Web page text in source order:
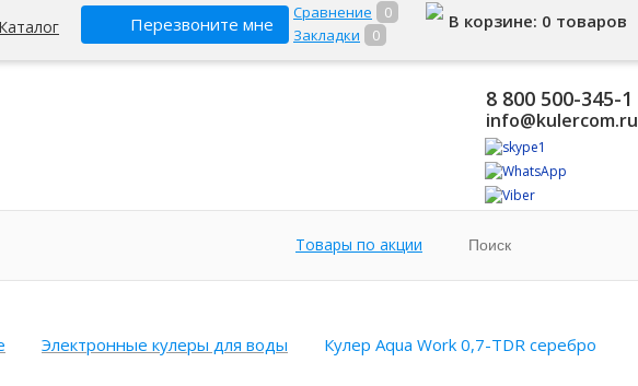
Каталог Перезвоните мне
Сравнение
0
Закладки
0
В корзине: 0 товаров
8 800 500-345-1
info@kulercom.ru
Товары по акции
Электронные кулеры для воды Кулер Aqua Work 0,7-TDR серебро